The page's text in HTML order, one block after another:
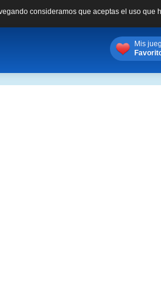
consideramos que aceptas el uso que
Mis